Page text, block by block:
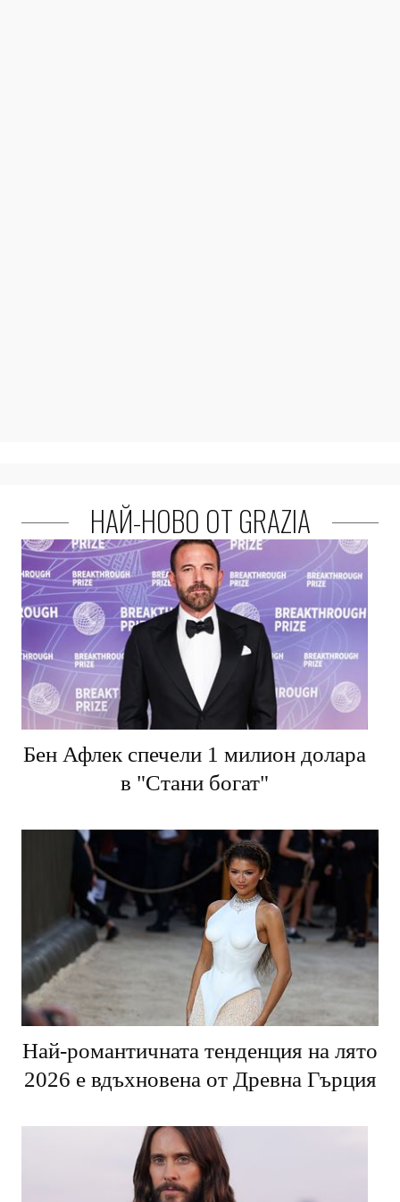
НАЙ-НОВО ОТ GRAZIA
Бен Афлек спечели 1 милион долара
в "Стани богат"
Най-романтичната тенденция на лято
2026 е вдъхновена от Древна Гърция